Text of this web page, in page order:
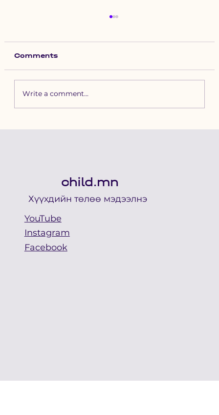
Зүүн бүсийн хурд наадамд
Comments
Write a comment...
child.mn
Хүүхдийн төлөө мэдээлнэ
YouTube
Facebook
Instagram